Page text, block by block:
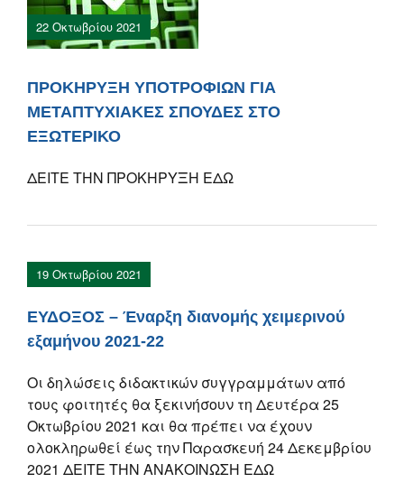
22 Οκτωβρίου 2021
ΠΡΟΚΗΡΥΞΗ ΥΠΟΤΡΟΦΙΩΝ ΓΙΑ
ΜΕΤΑΠΤΥΧΙΑΚΕΣ ΣΠΟΥΔΕΣ ΣΤΟ
ΕΞΩΤΕΡΙΚΟ
ΔΕΙΤΕ ΤΗΝ ΠΡΟΚΗΡΥΞΗ ΕΔΩ
19 Οκτωβρίου 2021
ΕΥΔΟΞΟΣ – Έναρξη διανομής χειμερινού
εξαμήνου 2021-22
Οι δηλώσεις διδακτικών συγγραμμάτων από
τους φοιτητές θα ξεκινήσουν τη Δευτέρα 25
Οκτωβρίου 2021 και θα πρέπει να έχουν
ολοκληρωθεί έως την Παρασκευή 24 Δεκεμβρίου
2021 ΔΕΙΤΕ ΤΗΝ ΑΝΑΚΟΙΝΩΣΗ ΕΔΩ